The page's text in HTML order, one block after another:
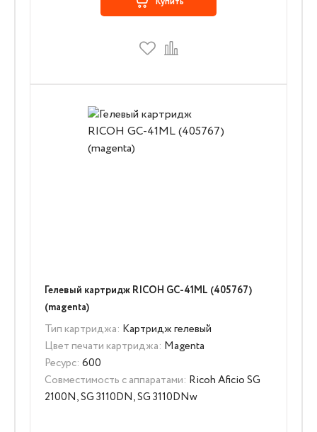
Гелевый картридж RICOH GC-41ML (405767)
(magenta)
Тип картриджа: Картридж гелевый
Цвет печати картриджа: Magenta
Ресурс: 600
Совместимость с аппаратами: Ricoh Aficio SG
2100N, SG 3110DN, SG 3110DNw